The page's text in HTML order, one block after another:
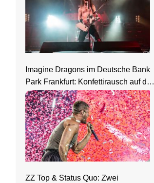
Imagine Dragons im Deutsche Bank
Park Frankfurt: Konfettirausch auf der
Loom Welttour
ZZ Top & Status Quo: Zwei